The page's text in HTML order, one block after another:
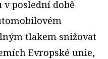
poslední době
tlakem snižovat
Evropské unie,